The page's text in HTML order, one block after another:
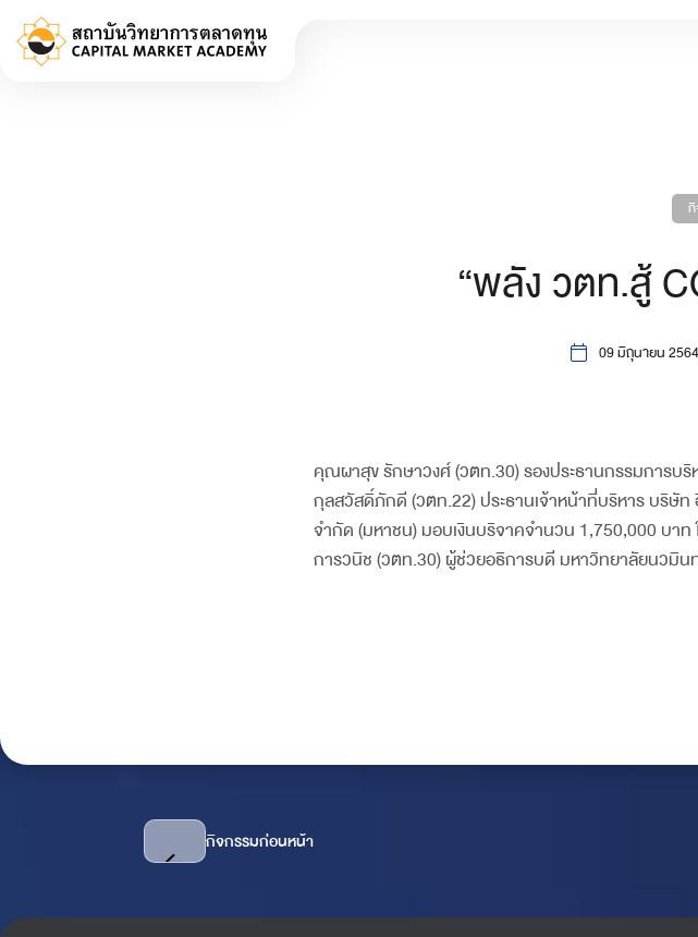
“พลัง วตท.สู้
09 มิถุนายน 2564
คุณผาสุข รักษาวงศ์ (วตท.30) รองประธานกรรมกา
กุลสวัสดิ์ภักดี (วตท.22) ประธานเจ้าหน้าที่บริหาร บริ
จำกัด (มหาชน) มอบเงินบริจาคจำนวน 1,750,000 บ
การวนิช (วตท.30) ผู้ช่วยอธิการบดี มหาวิทยาลัยนวมิน
กิจกรรมก่อนหน้า